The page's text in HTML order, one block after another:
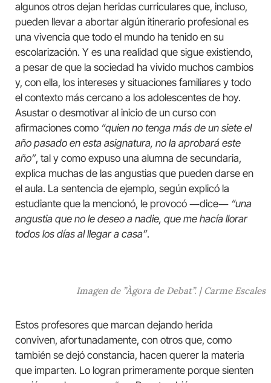
algunos otros dejan heridas curriculares que, incluso,
pueden llevar a abortar algún itinerario profesional es
una vivencia que todo el mundo ha tenido en su
escolarización. Y es una realidad que sigue existiendo,
a pesar de que la sociedad ha vivido muchos cambios
y, con ella, los intereses y situaciones familiares y todo
el contexto más cercano a los adolescentes de hoy.
Asustar o desmotivar al inicio de un curso con
afirmaciones como “quien no tenga más de un siete el
año pasado en esta asignatura, no la aprobará este
año”, tal y como expuso una alumna de secundaria,
explica muchas de las angustias que pueden darse en
el aula. La sentencia de ejemplo, según explicó la
estudiante que la mencionó, le provocó ―dice― “una
angustia que no le deseo a nadie, que me hacía llorar
todos los días al llegar a casa”.
Imagen de ”Àgora de Debat”. | Carme Escales
Estos profesores que marcan dejando herida
conviven, afortunadamente, con otros que, como
también se dejó constancia, hacen querer la materia
que imparten. Lo logran primeramente porque sienten